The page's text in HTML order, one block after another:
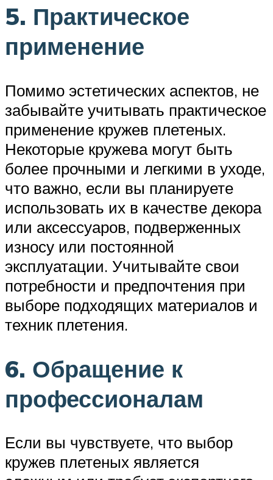
5. Практическое
применение
Помимо эстетических аспектов, не
забывайте учитывать практическое
применение кружев плетеных.
Некоторые кружева могут быть
более прочными и легкими в уходе,
что важно, если вы планируете
использовать их в качестве декора
или аксессуаров, подверженных
износу или постоянной
эксплуатации. Учитывайте свои
потребности и предпочтения при
выборе подходящих материалов и
техник плетения.
6. Обращение к
профессионалам
Если вы чувствуете, что выбор
кружев плетеных является